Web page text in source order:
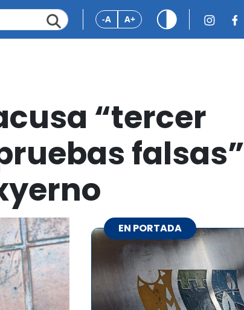
-A A+
“tercer
falsas”
EN PORTADA